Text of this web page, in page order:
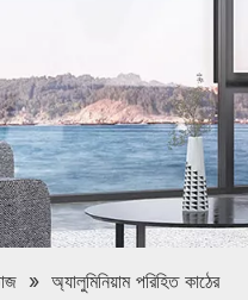
» অ্যালুমিনিয়াম পরিহিত কাঠের